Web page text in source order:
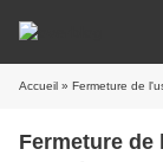
Accueil » Fermeture de
Fermeture de